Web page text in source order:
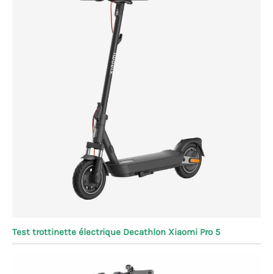
Test trottinette électrique Decathlon Xiaomi Pro 5